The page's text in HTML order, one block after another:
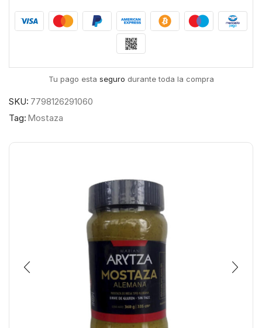
Tu pago esta seguro durante toda la compra
SKU: 7798126291060
Tag: Mostaza